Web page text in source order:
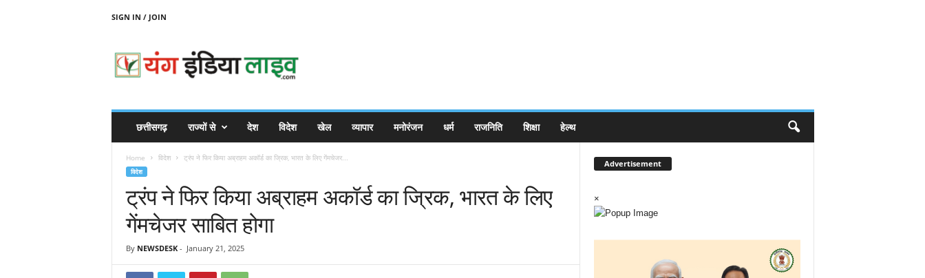
SIGN IN / JOIN
N
छत्तीसगढ़ राज्यों से देश विदेश खेल व्यापार मनोरंजन धर्म राजनिति शिक्षा हेल्थ
Home विदेश ट्रंप ने फिर किया अब्राहम अकॉर्ड का ज्रिक, भारत के लिए गेंमचेजर...
विदेश
ट्रंप ने फिर किया अब्राहम अकॉर्ड का ज्रिक, भारत के लिए
गेंमचेजर साबित होगा
By NEWSDESK- January 21, 2025
Advertisement
×